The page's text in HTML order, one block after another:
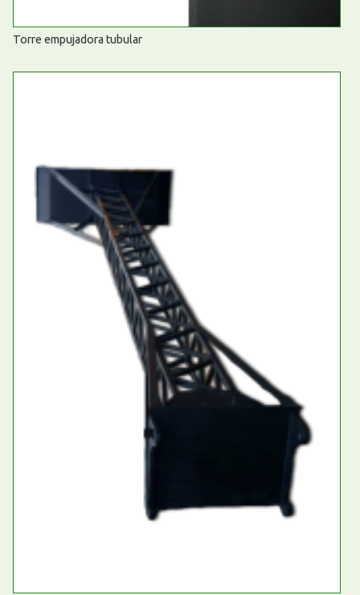
Torre empujadora tubular